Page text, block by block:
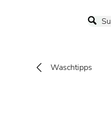
Waschtipps